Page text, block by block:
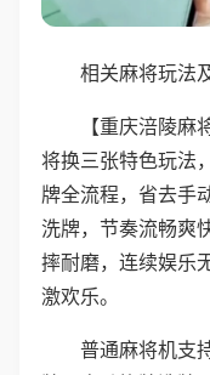
相关麻将玩法
【重庆涪陵
将换三张特色玩法
牌全流程，省去手
洗牌，节奏流畅爽
摔耐磨，连续娱乐
激欢乐。
普通麻将机支